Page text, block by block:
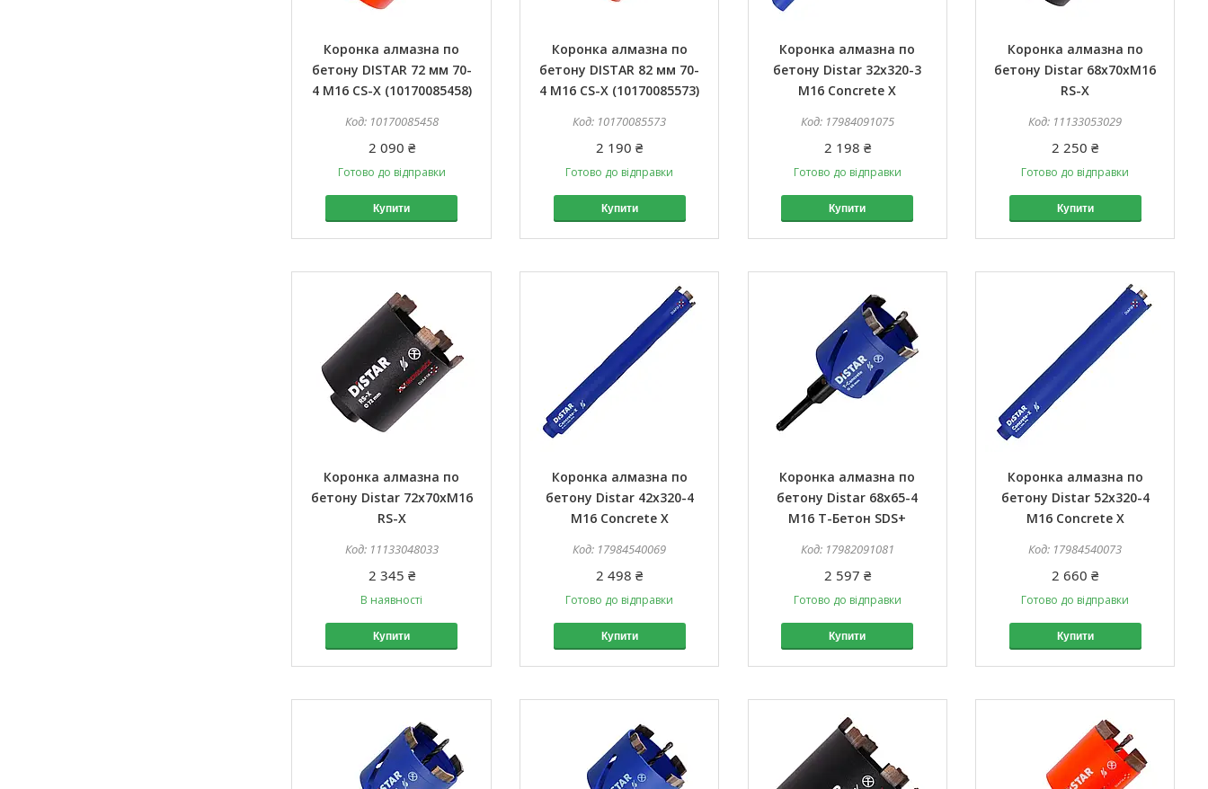
Коронка алмазна по
бетону DISTAR 72 мм 70-
4 M16 CS-X (10170085458)
10170085458
2 090 ₴
Готово до відправки
Купити
Коронка алмазна по
бетону DISTAR 82 мм 70-
4 M16 CS-X (10170085573)
10170085573
2 190 ₴
Готово до відправки
Купити
Коронка алмазна по
бетону Distar 32x320-3
M16 Concrete X
17984091075
2 198 ₴
Готово до відправки
Купити
Коронка алмазна по
бетону Distar 68x70хМ16
RS-X
11133053029
2 250 ₴
Готово до відправки
Купити
Коронка алмазна по
бетону Distar 72x70хМ16
RS-X
11133048033
2 345 ₴
В наявності
Купити
Коронка алмазна по
бетону Distar 42x320-4
M16 Concrete X
17984540069
2 498 ₴
Готово до відправки
Купити
Коронка алмазна по
бетону Distar 68x65-4
М16 T-Бетон SDS+
17982091081
2 597 ₴
Готово до відправки
Купити
Коронка алмазна по
бетону Distar 52x320-4
M16 Concrete X
17984540073
2 660 ₴
Готово до відправки
Купити